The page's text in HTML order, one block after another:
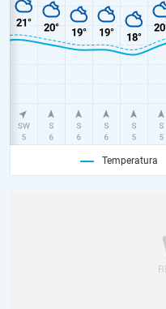
Temperatura